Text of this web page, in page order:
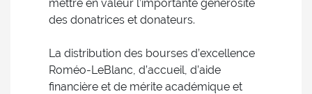
mettre en valeur l’importante générosité
des donatrices et donateurs.
La distribution des bourses d’excellence
Roméo-LeBlanc, d’accueil, d’aide
financière et de mérite académique et